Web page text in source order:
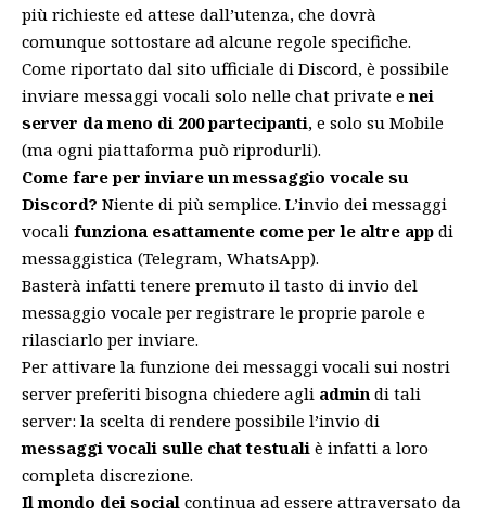
più richieste ed attese dall’utenza, che dovrà
comunque sottostare ad alcune regole specifiche.
Come riportato dal sito ufficiale di Discord, è possibile
inviare messaggi vocali solo nelle chat private enei
server da meno di 200 partecipanti, e solo su Mobile
(ma ogni piattaforma può riprodurli).
Come fare per inviare un messaggio vocale su
Discord? Niente di più semplice. L’invio dei messaggi
vocali funziona esattamente come per le altre app di
messaggistica (Telegram, WhatsApp).
Basterà infatti tenere premuto il tasto di invio del
messaggio vocale per registrare le proprie parole e
rilasciarlo per inviare.
Per attivare la funzione dei messaggi vocali sui nostri
server preferiti bisogna chiedere agli admin di tali
server: la scelta di rendere possibile l’invio di
messaggi vocali sulle chat testuali è infatti a loro
completa discrezione.
Il mondo dei social continua ad essere attraversato da